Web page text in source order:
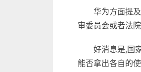
华为方面提
审委员会或者法
好消息是,国
能否拿出各自的使